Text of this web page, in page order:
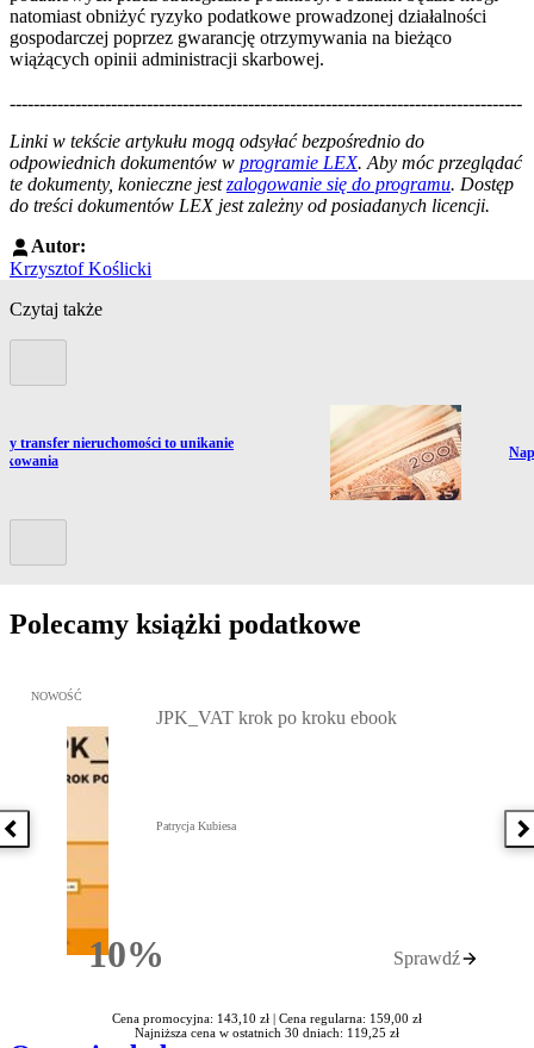
natomiast obniżyć ryzyko podatkowe prowadzonej działalności
gospodarczej poprzez gwarancję otrzymywania na bieżąco
wiążących opinii administracji skarbowej.
--------------------------------------------------------------------------------------
Linki w tekście artykułu mogą odsyłać bezpośrednio do
odpowiednich dokumentów w programie LEX. Aby móc przeglądać
te dokumenty, konieczne jestzalogowanie się do programu. Dostęp
do treści dokumentów LEX jest zależny od posiadanych licencji.
Autor:
Krzysztof Koślicki
Czytaj także
do artykułu:
transfer nieruchomości to unikanie
Polecamy książki podatkowe
Poprzednia książka
Przejdź do: JPK_VAT krok po kroku ebook, Patrycja Kubiesa -
NOWOŚĆ
10%Rabatu
JPK_VAT krok po kroku ebook
Patrycja Kubiesa
Sprawdź
Cena promocyjna: 143,10 zł | Cena regularna: 159,00 zł
Najniższa cena w ostatnich 30 dniach: 119,25 zł